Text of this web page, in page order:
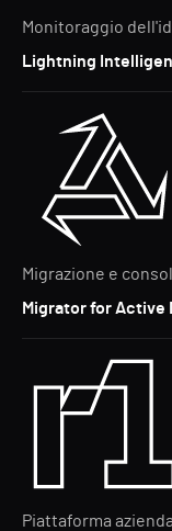
Monitoraggio
Lightning
Migrazione e
Migrator for Active
Piattaforma